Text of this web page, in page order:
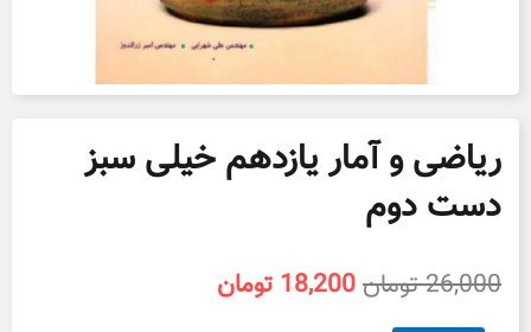
ریاضی و آمار یازدهم خیلی سبز
دست دوم
26,000تومانقیمت
18,200 تومان